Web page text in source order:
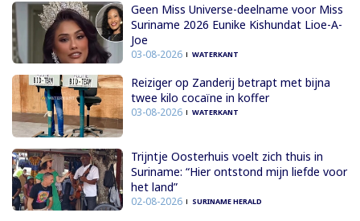
Geen Miss Universe-deelname voor Miss
Suriname 2026 Eunike Kishundat Lioe-A-
Joe
03-08-2026 WATERKANT
Reiziger op Zanderij betrapt met bijna
twee kilo cocaïne in koffer
03-08-2026 WATERKANT
Trijntje Oosterhuis voelt zich thuis in
Suriname: “Hier ontstond mijn liefde voor
het land”
02-08-2026 SURINAME HERALD